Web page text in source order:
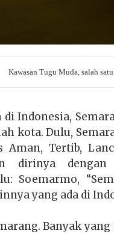
Kawasan Tugu Muda, salah
Indonesia,
kota. Dulu,
Aman, Tertib,
dirinya
Soemarmo,
yang ada di
Banyak